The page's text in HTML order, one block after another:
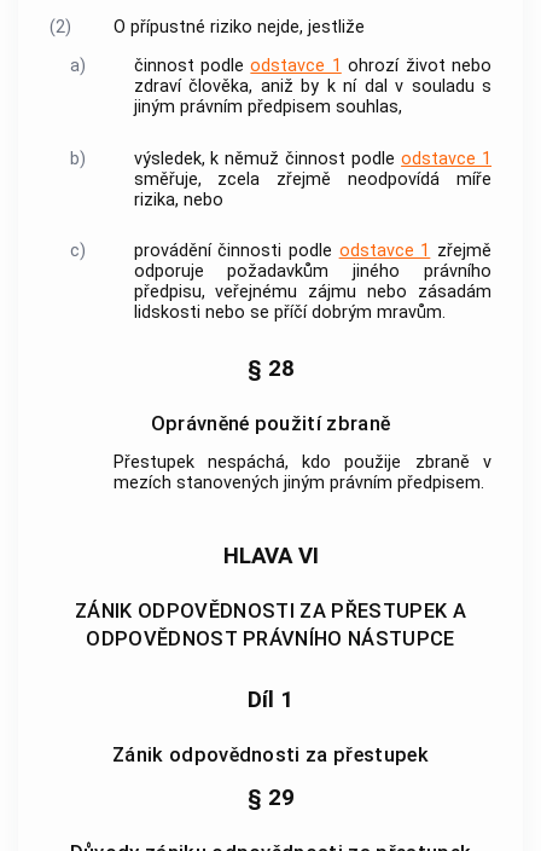
(2)
O přípustné riziko nejde, jestliže
a)
činnost podleodstavce 1 ohrozí život nebo
zdraví člověka, aniž by k ní dal v souladu s
jiným právním předpisem souhlas,
b) výsledek, k němuž činnost podleodstavce 1
směřuje, zcela zřejmě neodpovídá míře
rizika, nebo
c) provádění činnosti podle odstavce 1 zřejmě
odporuje požadavkům jiného právního
předpisu, veřejnému zájmu nebo zásadám
lidskosti nebo se příčí dobrým mravům.
§ 28
Oprávněné použití zbraně
Přestupek nespáchá, kdo použije zbraně v
mezích stanovených jiným právním předpisem.
HLAVA VI
ZÁNIK ODPOVĚDNOSTI ZA PŘESTUPEK A
ODPOVĚDNOST PRÁVNÍHO NÁSTUPCE
Díl 1
Zánik odpovědnosti za přestupek
§ 29